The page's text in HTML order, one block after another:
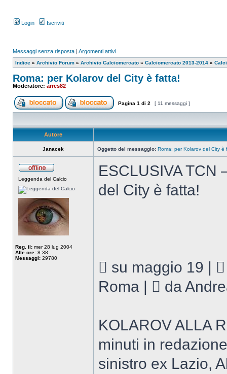
Login Iscriviti
Messaggi senza risposta | Argomenti attivi
Indice » Archivio Forum » Archivio Calciomercato » Calciomercato 2013-2014 »
Roma: per Kolarov del City è fatta!
Moderatore: arres82
Pagina 1 di 2 [ 11 messaggi ]
Autore
Janacek Oggetto del messaggio: Roma: per Kolarov del City è
Leggenda del Calcio
Reg. il: mer 28 lug 2004
Alle ore: 8:38
Messaggi: 29780
ESCLUSIVA TCN
del City è fatta!
 su maggio 19 |
Roma |  da
KOLAROV ALLA
minuti in
sinistro ex Lazio,